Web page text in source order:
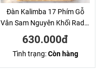
Đàn Kalimba 17 Phím Gỗ
Vân Sam Nguyên Khối Radio
Purm
630.000đ
Tình trạng:Còn hàng